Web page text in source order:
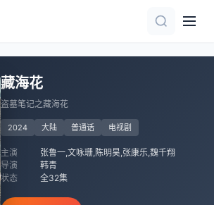
藏海花
盗墓笔记之藏海花
2024 大陆 普通话 电视剧
主演
张鲁一,文咏珊,陈明昊,张康乐,魏千翔
导演
韩青
状态
全32集